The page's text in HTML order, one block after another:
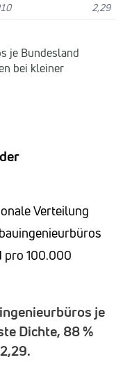
2,29
je Bundesland
bei kleiner
Verteilung
pro 100.000
je
Dichte, 88 %